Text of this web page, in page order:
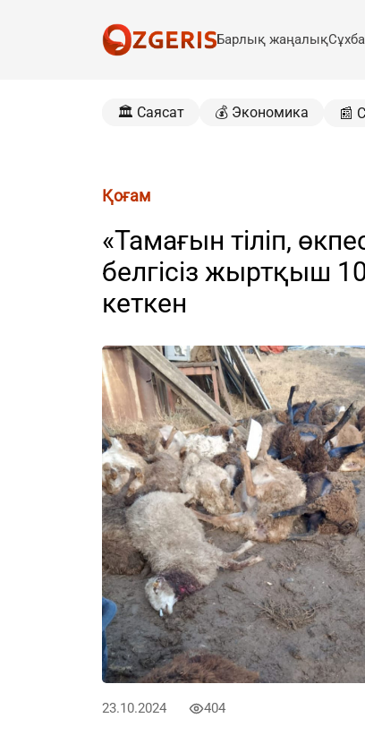
Барлық жаңалық
🏛️ Саясат 💰 Экономика 📰
Қоғам
«Тамағын тіліп,
белгісіз жыртқыш
кеткен
23.10.2024 404